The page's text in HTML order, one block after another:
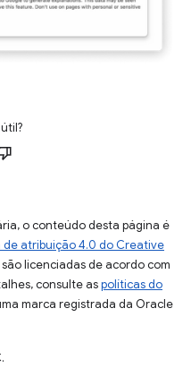
o conteúdo desta página é
de atribuição 4.0 do Creative
licenciadas de acordo com
consulte aspolíticas do
marca registrada da Oracle